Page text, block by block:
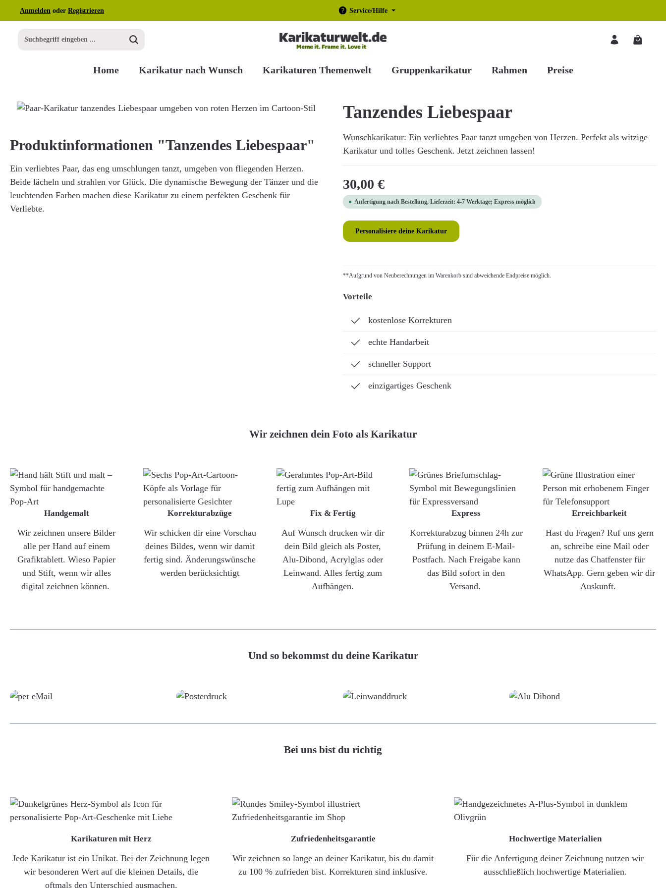
Hauptinhalt springen
Zur Suche springen
Zur Hauptnavigation springen
Anmelden oder Registrieren Service/Hilfe
Home Karikatur nach Wunsch Karikaturen Themenwelt Gruppenkarikatur Rahmen Preise
Bildergalerie überspringen Tanzendes Liebespaar
Wunschkarikatur: Ein verliebtes Paar tanzt umgeben von Herzen. Perfekt als witzige
Karikatur und tolles Geschenk. Jetzt zeichnen lassen!
Regulärer Preis:
30,00 €
Anfertigung nach Bestellung, Lieferzeit: 4-7 Werktage; Express möglich
Personalisiere deine Karikatur
**Aufgrund von Neuberechnungen im Warenkorb sind abweichende Endpreise möglich.
Vorteile
kostenlose Korrekturen
echte Handarbeit
schneller Support
einzigartiges Geschenk
Produktinformationen "Tanzendes Liebespaar"
Ein verliebtes Paar, das eng umschlungen tanzt, umgeben von fliegenden Herzen.
Beide lächeln und strahlen vor Glück. Die dynamische Bewegung der Tänzer und die
leuchtenden Farben machen diese Karikatur zu einem perfekten Geschenk für
Verliebte.
Wir zeichnen dein Foto als Karikatur
Handgemalt
Wir zeichnen unsere Bilder
alle per Hand auf einem
Grafiktablett. Wieso Papier
und Stift, wenn wir alles
digital zeichnen können.
Korrekturabzüge
Wir schicken dir eine Vorschau
deines Bildes, wenn wir damit
fertig sind. Änderungswünsche
werden berücksichtigt
Fix & Fertig
Auf Wunsch drucken wir dir
dein Bild gleich als Poster,
Alu-Dibond, Acrylglas oder
Leinwand. Alles fertig zum
Aufhängen.
Express
Korrekturabzug binnen 24h zur
Prüfung in deinem E-Mail-
Postfach. Nach Freigabe kann
das Bild sofort in den
Versand.
Erreichbarkeit
Hast du Fragen? Ruf uns gern
an, schreibe eine Mail oder
nutze das Chatfenster für
WhatsApp. Gern geben wir dir
Auskunft.
Und so bekommst du deine Karikatur
Bei uns bist du richtig
Karikaturen mit Herz
Jede Karikatur ist ein Unikat. Bei der Zeichnung legen
wir besonderen Wert auf die kleinen Details, die
oftmals den Unterschied ausmachen.
Zufriedenheitsgarantie
Wir zeichnen so lange an deiner Karikatur, bis du damit
zu 100 % zufrieden bist. Korrekturen sind inklusive.
Hochwertige Materialien
Für die Anfertigung deiner Zeichnung nutzen wir
ausschließlich hochwertige Materialien.